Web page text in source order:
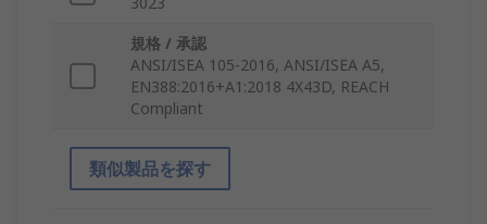
規格 / 承認
ANSI/ISEA 105-2016, ANSI/ISEA A5,
EN388:2016+A1:2018 4X43D, REACH
Compliant
類似製品を探す